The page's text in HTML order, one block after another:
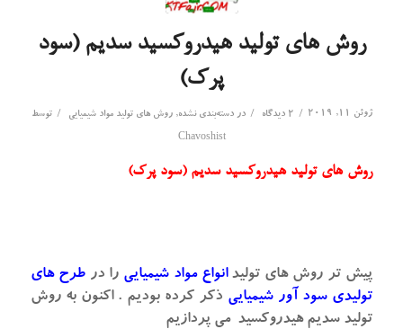
روش های تولید هیدروکسید سدیم (سود
پرک)
ژوئن 11, 2019 / 2 دیدگاه / دردسته‌بندی نشده,روش های تولید مواد شیمیایی / توسط
Chavoshist
روش های تولیدهیدروکسید سدیم (سود پرک)
پیش تر روش های تولیدانواع مواد شیمیایی را درطرح های
تولیدی سود آور شیمیایی ذکر کرده بودیم . اکنون به روش
تولید سدیم هیدروکسید می پردازیم